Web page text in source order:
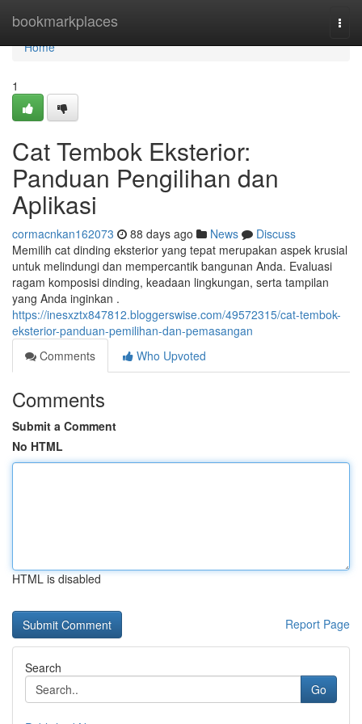
bookmarkplaces
Home
Home
1
Cat Tembok Eksterior:
Panduan Pengilihan dan
Aplikasi
cormacnkan162073 88 days ago News
Discuss
Memilih cat dinding eksterior yang tepat merupakan aspek krusial
untuk melindungi dan mempercantik bangunan Anda. Evaluasi
ragam komposisi dinding, keadaan lingkungan, serta tampilan
yang Anda inginkan .
https://inesxztx847812.bloggerswise.com/49572315/cat-tembok-
eksterior-panduan-pemilihan-dan-pemasangan
Comments
Who Upvoted
Comments
Submit a Comment
No HTML
HTML is disabled
Report Page
Search
Go